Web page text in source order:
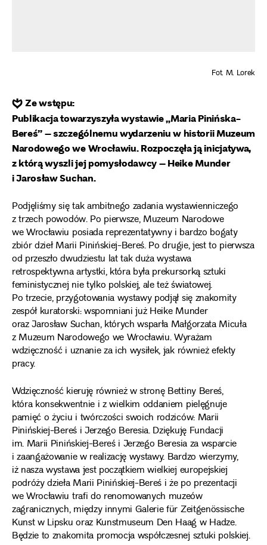
Fot. M. Lorek
❦Ze wstępu:
Publikacja towarzyszyła wystawie „Maria Pinińska-
Bereś” – szczególnemu wydarzeniu w historii Muzeum
Narodowego we Wrocławiu. Rozpoczęła ją inicjatywa,
z którą wyszli jej pomysłodawcy – Heike Munder
i Jarosław Suchan.
Podjęliśmy się tak ambitnego zadania wystawienniczego
z trzech powodów. Po pierwsze, Muzeum Narodowe
we Wrocławiu posiada reprezentatywny i bardzo bogaty
zbiór dzieł Marii Pinińskiej-Bereś. Po drugie, jest to pierwsza
od przeszło dwudziestu lat tak duża wystawa
retrospektywna artystki, która była prekursorką sztuki
feministycznej nie tylko polskiej, ale też światowej.
Po trzecie, przygotowania wystawy podjął się znakomity
zespół kuratorski: wspomniani już Heike Munder
oraz Jarosław Suchan, których wsparła Małgorzata Micuła
z Muzeum Narodowego we Wrocławiu. Wyrażam
wdzięczność i uznanie za ich wysiłek, jak również efekty
pracy.
Wdzięczność kieruję również w stronę Bettiny Bereś,
która konsekwentnie i z wielkim oddaniem pielęgnuje
pamięć o życiu i twórczości swoich rodziców: Marii
Pinińskiej-Bereś i Jerzego Beresia. Dziękuję Fundacji
im. Marii Pinińskiej-Bereś i Jerzego Beresia za wsparcie
i zaangażowanie w realizację wystawy. Bardzo wierzymy,
iż nasza wystawa jest początkiem wielkiej europejskiej
podróży dzieła Marii Pinińskiej-Bereś i że po prezentacji
we Wrocławiu trafi do renomowanych muzeów
zagranicznych, między innymi Galerie für Zeitgenössische
Kunst w Lipsku oraz Kunstmuseum Den Haag w Hadze.
Będzie to znakomita promocja współczesnej sztuki polskiej.